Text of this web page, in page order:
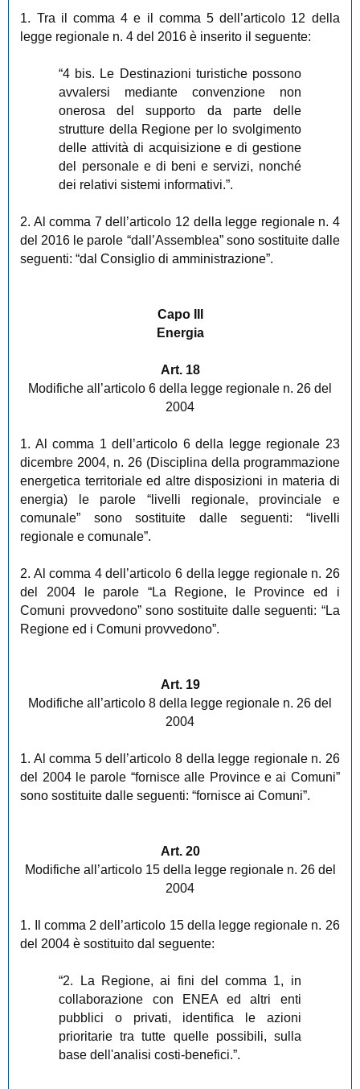
1. Tra il comma 4 e il comma 5 dell’articolo 12 della
legge regionale n. 4 del 2016 è inserito il seguente:
“4 bis. Le Destinazioni turistiche possono
avvalersi mediante convenzione non
onerosa del supporto da parte delle
strutture della Regione per lo svolgimento
delle attività di acquisizione e di gestione
del personale e di beni e servizi, nonché
dei relativi sistemi informativi.”.
2. Al comma 7 dell’articolo 12 della legge regionale n. 4
del 2016 le parole “dall’Assemblea” sono sostituite dalle
seguenti: “dal Consiglio di amministrazione”.
Capo III
Energia
Art. 18
Modifiche all’articolo 6 della legge regionale n. 26 del
2004
1. Al comma 1 dell’articolo 6 della legge regionale 23
dicembre 2004, n. 26 (Disciplina della programmazione
energetica territoriale ed altre disposizioni in materia di
energia) le parole “livelli regionale, provinciale e
comunale” sono sostituite dalle seguenti: “livelli
regionale e comunale”.
2. Al comma 4 dell’articolo 6 della legge regionale n. 26
del 2004 le parole “La Regione, le Province ed i
Comuni provvedono” sono sostituite dalle seguenti: “La
Regione ed i Comuni provvedono”.
Art. 19
Modifiche all’articolo 8 della legge regionale n. 26 del
2004
1. Al comma 5 dell’articolo 8 della legge regionale n. 26
del 2004 le parole “fornisce alle Province e ai Comuni”
sono sostituite dalle seguenti: “fornisce ai Comuni”.
Art. 20
Modifiche all’articolo 15 della legge regionale n. 26 del
2004
1. Il comma 2 dell’articolo 15 della legge regionale n. 26
del 2004 è sostituito dal seguente:
“2. La Regione, ai fini del comma 1, in
collaborazione con ENEA ed altri enti
pubblici o privati, identifica le azioni
prioritarie tra tutte quelle possibili, sulla
base dell'analisi costi-benefici.”.